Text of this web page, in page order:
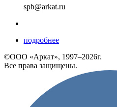
spb@arkat.ru
подробнее
©ООО «Аркат», 1997–2026г.
Все права защищены.